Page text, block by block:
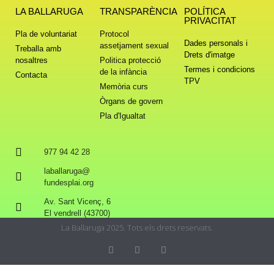
LA BALLARUGA
Pla de voluntariat
Treballa amb
nosaltres
Contacta
TRANSPARÈNCIA
Protocol
assetjament sexual
Politica protecció
de la infància
Memòria curs
Òrgans de govern
Pla d'Igualtat
POLÍTICA
PRIVACITAT
Dades personals i
Drets d'imatge
Termes i condicions
TPV
977 94 42 28
laballaruga@
fundesplai.org
Av. Sant Vicenç, 6
El vendrell (43700)
La Ballaruga 2025. Tots els drets reservats.